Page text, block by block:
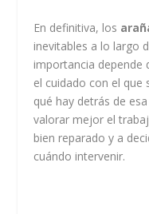
En definitiva, los
inevitables a lo largo
importancia depende
el cuidado con el que
qué hay detrás de
valorar mejor el
bien reparado y a
cuándo intervenir.